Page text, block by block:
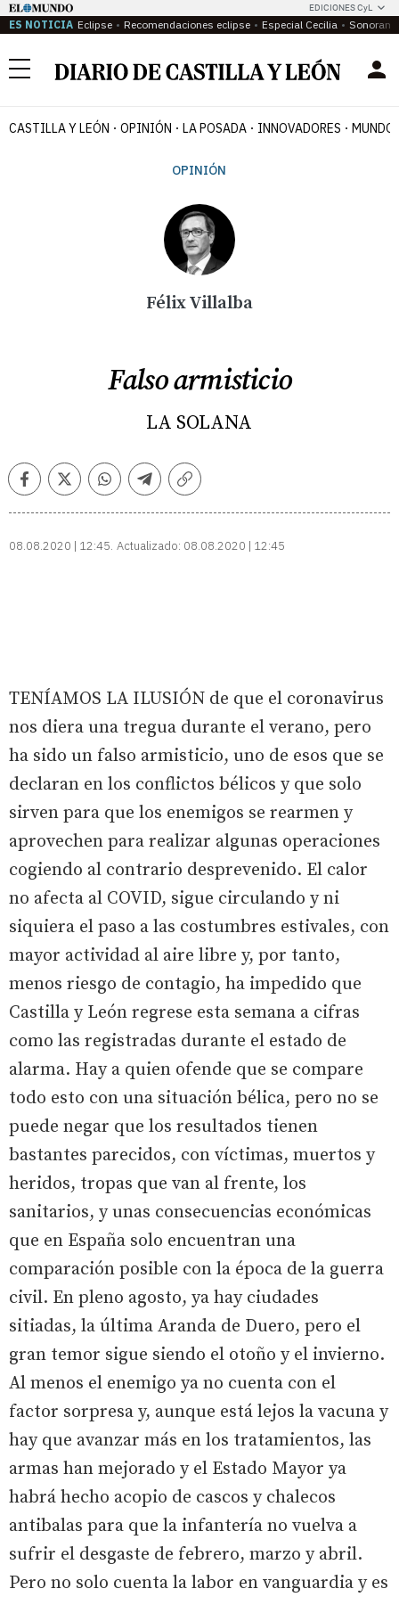
EDICIONES CyL
ES NOTICIA Eclipse Recomendaciones eclipse Especial Cecilia
Menú
CASTILLA Y LEÓN OPINIÓN LA POSADA INNOVADORES MUNDO
OPINIÓN
Félix Villalba
Falso armisticio
LA SOLANA
FacebookTwitterWhatsappTelegramCopiar
08.08.2020 | 12:45 Actualizado: 08.08.2020 | 12:45
TENÍAMOS LA ILUSIÓN de que el coronavirus
nos diera una tregua durante el verano, pero
ha sido un falso armisticio, uno de esos que se
declaran en los conflictos bélicos y que solo
sirven para que los enemigos se rearmen y
aprovechen para realizar algunas operaciones
cogiendo al contrario desprevenido. El calor
no afecta al COVID, sigue circulando y ni
siquiera el paso a las costumbres estivales, con
mayor actividad al aire libre y, por tanto,
menos riesgo de contagio, ha impedido que
Castilla y León regrese esta semana a cifras
como las registradas durante el estado de
alarma. Hay a quien ofende que se compare
todo esto con una situación bélica, pero no se
puede negar que los resultados tienen
bastantes parecidos, con víctimas, muertos y
heridos, tropas que van al frente, los
sanitarios, y unas consecuencias económicas
que en España solo encuentran una
comparación posible con la época de la guerra
civil. En pleno agosto, ya hay ciudades
sitiadas, la última Aranda de Duero, pero el
gran temor sigue siendo el otoño y el invierno.
Al menos el enemigo ya no cuenta con el
factor sorpresa y, aunque está lejos la vacuna y
hay que avanzar más en los tratamientos, las
armas han mejorado y el Estado Mayor ya
habrá hecho acopio de cascos y chalecos
antibalas para que la infantería no vuelva a
sufrir el desgaste de febrero, marzo y abril.
Pero no solo cuenta la labor en vanguardia y es